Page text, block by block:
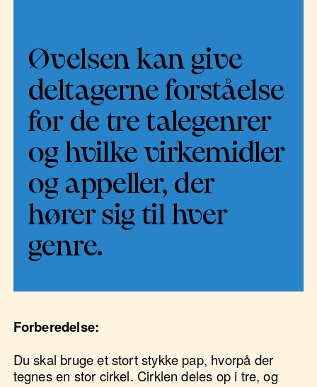
Øvelsen kan give
deltagerne forståelse
for de tre talegenrer
og hvilke virkemidler
og appeller, der
hører sig til hver
genre.
Forberedelse:
Du skal bruge et stort stykke pap, hvorpå der
tegnes en stor cirkel. Cirklen deles op i tre, og